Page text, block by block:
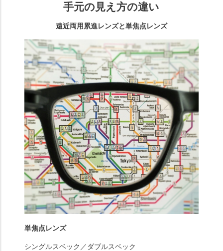
手元の見え方の違い
遠近両用累進レンズと単焦点レンズ
単焦点レンズ
シングルスベック／ダブルスベック